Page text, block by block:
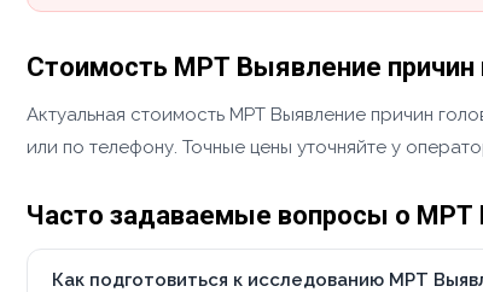
Стоимость МРТ Выявление причин
Актуальная стоимость МРТ Выявление причин
или по телефону. Точные цены уточняйте у
Часто задаваемые вопросы о МРТ
Как подготовиться к исследованию МРТ